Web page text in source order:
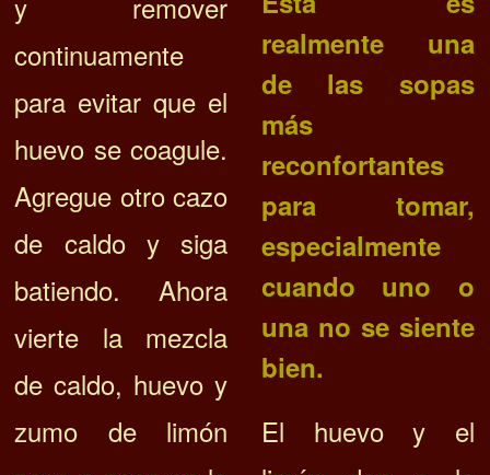
continuamente
para evitar que el
huevo se coagule.
Agregue otro cazo
de caldo y siga
batiendo. Ahora
vierte la mezcla
de caldo, huevo y
zumo de limón
realmente una
de las sopas
más
reconfortantes
para tomar,
especialmente
cuando uno o
una no se siente
bien.
El huevo y el